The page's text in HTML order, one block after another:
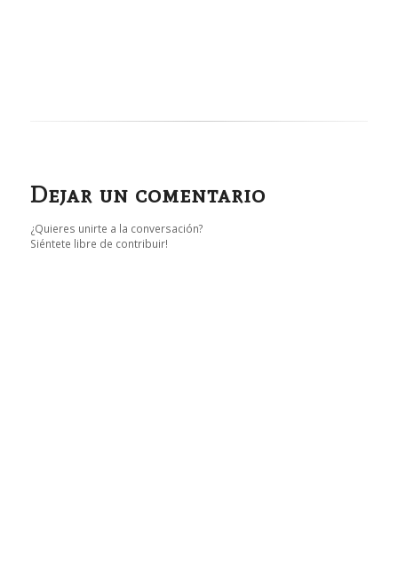
Dejar un comentario
¿Quieres unirte a la conversación?
Siéntete libre de contribuir!